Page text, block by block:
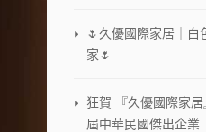
🌷久優國際家居｜白
家🌷
狂賀 『久優國際家
屆中華民國傑出企業